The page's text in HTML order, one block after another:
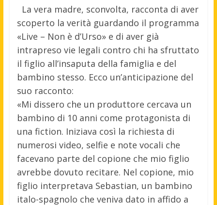
La vera madre, sconvolta, racconta di aver
scoperto la verità guardando il programma
«Live – Non è d’Urso» e di aver già
intrapreso vie legali contro chi ha sfruttato
il figlio all’insaputa della famiglia e del
bambino stesso. Ecco un’anticipazione del
suo racconto:
«Mi dissero che un produttore cercava un
bambino di 10 anni come protagonista di
una fiction. Iniziava così la richiesta di
numerosi video, selfie e note vocali che
facevano parte del copione che mio figlio
avrebbe dovuto recitare. Nel copione, mio
figlio interpretava Sebastian, un bambino
italo-spagnolo che veniva dato in affido a